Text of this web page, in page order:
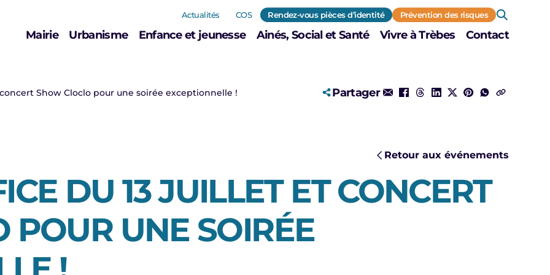
Mairie Urbanisme Enfance et jeunesse Ainés, Social et Santé Vivre à Trèbes Contact
Actualités COS Rendez-vous pièces d’identité Prévention des risques
Show Cloclo pour une soirée exceptionnelle ! Partager
Retour aux événements
DU 13 JUILLET ET CONCERT
POUR UNE SOIRÉE